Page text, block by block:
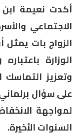
أكدت نعيمة ابن
الاجتماعي
الزواج بات
الوزارة
وتعزيز
على سؤال
لمواجهة
السنوات الأخيرة.